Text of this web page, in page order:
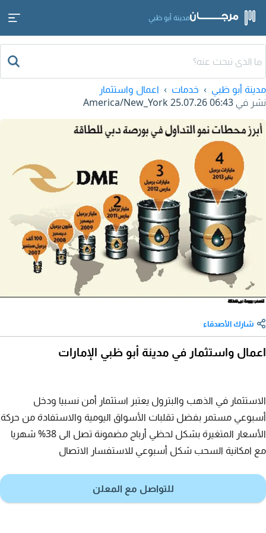
مدينة أبو ظبي
مدينة أبو ظبي خدمات
اعمال واستثمار
نشر في 25.07.26 06:43
شارك الأصدقاء
اعمال واستثمار في مدينة أبو ظبي الإمارات
الاستثمار في الذهب والبترول يعتبر استثمار أمن نسبيا ودخل
أسبوعي مستمر بفضل تقلبات الأسواق اليومية والاستفادة من حركة
الأسعار المتغيرة بشكل لحظي أرباح مضمونة تصل الى 38% شهريا
مع امكانية السحب شكل أسبوعي للاستفسار الاتصال
للتواصل مع المعلن